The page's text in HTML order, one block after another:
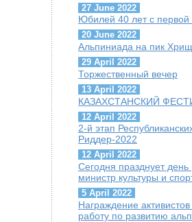
27 June 2022
Юбилей 40 лет с первой
20 June 2022
Альпиниада на пик
29 April 2022
Торжественный вечер
13 April 2022
КАЗАХСТАНСКИЙ
12 April 2022
2-й этап
Риддер-2022
12 April 2022
Сегодня празднует
министр культуры и
5 April 2022
Награждение
работу по развитию